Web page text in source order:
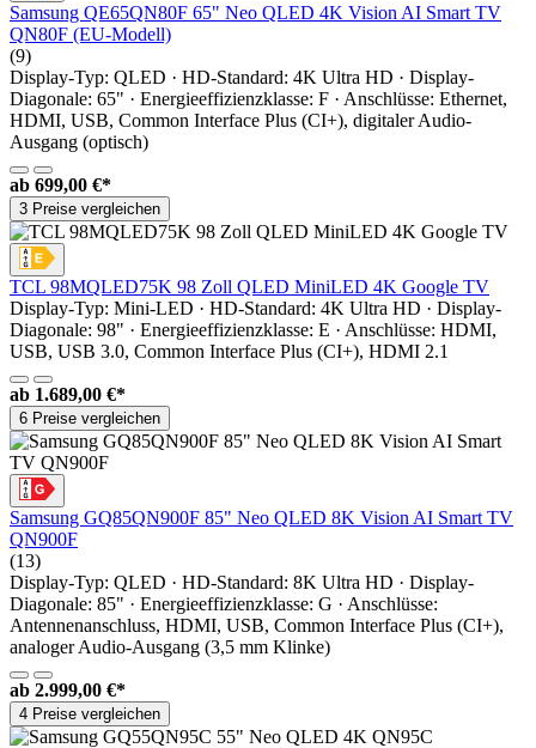
Samsung QE65QN80F 65" Neo QLED 4K Vision AI Smart TV
QN80F (EU-Modell)
(9)
Display-Typ: QLED · HD-Standard: 4K Ultra HD · Display-
Diagonale: 65" · Energieeffizienzklasse: F · Anschlüsse: Ethernet,
HDMI, USB, Common Interface Plus (CI+), digitaler Audio-
Ausgang (optisch)
ab 699,00 €*
3 Preise vergleichen
TCL 98MQLED75K 98 Zoll QLED MiniLED 4K Google TV
Display-Typ: Mini-LED · HD-Standard: 4K Ultra HD · Display-
Diagonale: 98" · Energieeffizienzklasse: E · Anschlüsse: HDMI,
USB, USB 3.0, Common Interface Plus (CI+), HDMI 2.1
ab 1.689,00 €*
6 Preise vergleichen
Samsung GQ85QN900F 85" Neo QLED 8K Vision AI Smart TV
QN900F
(13)
Display-Typ: QLED · HD-Standard: 8K Ultra HD · Display-
Diagonale: 85" · Energieeffizienzklasse: G · Anschlüsse:
Antennenanschluss, HDMI, USB, Common Interface Plus (CI+),
analoger Audio-Ausgang (3,5 mm Klinke)
ab 2.999,00 €*
4 Preise vergleichen